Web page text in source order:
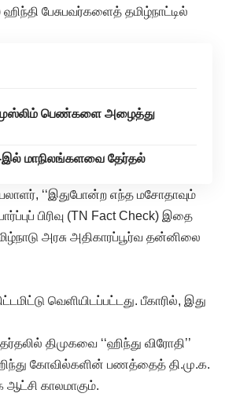
பேசுபவர்களைத் தமிழ்நாட்டில்
பெண்களை அழைத்து
இல் மாநிலங்களவை தேர்தல்
‘‘இதுபோன்ற எந்த மசோதாவும்
பிரிவு (TN Fact Check) இதை
அரசு அதிகாரப்பூர்வ தன்னிலை
வெளியிடப்பட்டது. பீகாரில், இது
திமுகவை ‘‘ஹிந்து விரோதி’’
ஹிந்து கோவில்களின் பணத்தைத் தி.மு.க.
காலமாகும்.